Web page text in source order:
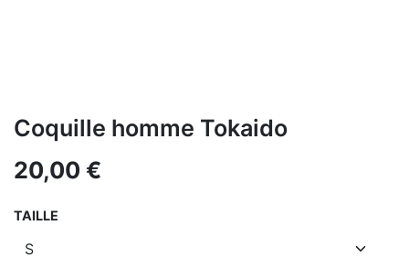
Coquille homme Tokaido
20,00 €
TAILLE